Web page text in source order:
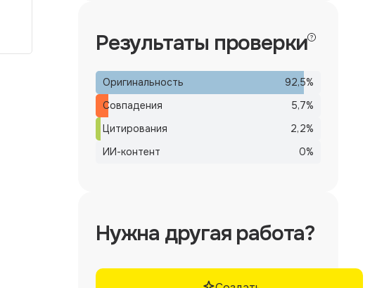
Результаты проверки
Оригинальность 92,5%
Совпадения
5,7%
Цитирования
2,2%
ИИ-контент
0%
Нужна другая работа?